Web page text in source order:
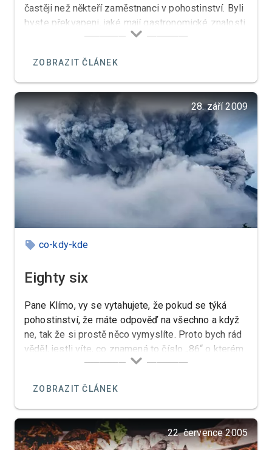
častěji než někteří zaměstnanci v pohostinství. Byli
byste překvapeni, jaké mají gastronomické znalosti.
ZOBRAZIT ČLÁNEK
28. září 2009
co-kdy-kde
Eighty six
Pane Klímo, vy se vytahujete, že pokud se týká
pohostinství, že máte odpověď na všechno a když
ne, tak že si prostě něco vymyslíte. Proto bych rád
věděl, jestli víte, co znamená to číslo „86“ o kterém
se v jednom svém pořadu „Ano šéfe“ zmínil pan
znamená, že když je něco, nebo někdo „na odstřel“
že se řekne „eighty six“.
ZOBRAZIT ČLÁNEK
22. července 2005